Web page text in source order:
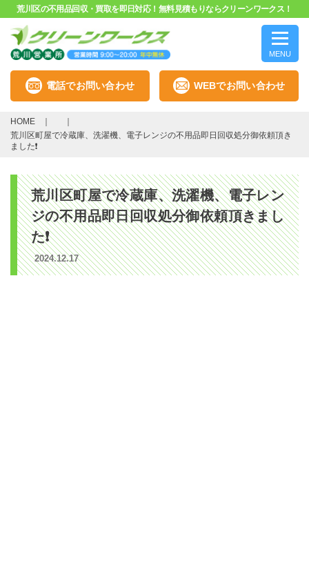
荒川区の不用品回収・買取を即日対応！無料見積もりならクリーンワークス！
MENU
電話でお問い合わせ WEBでお問い合わせ
HOME
荒川区町屋で冷蔵庫、洗濯機、電子レンジの不用品即日回収処分御依頼頂き
ました❗
荒川区町屋で冷蔵庫、洗濯機、電子レン
ジの不用品即日回収処分御依頼頂きまし
た❗
2024.12.17